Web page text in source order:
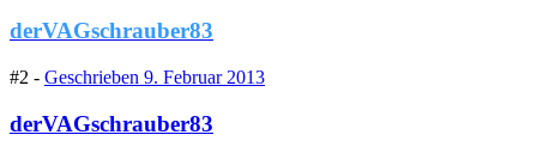
derVAGschrauber83
#2 - Geschrieben 9. Februar 2013
derVAGschrauber83